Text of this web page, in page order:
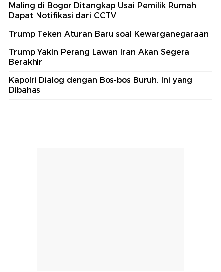
Maling di Bogor Ditangkap Usai Pemilik Rumah
Dapat Notifikasi dari CCTV
Trump Teken Aturan Baru soal Kewarganegaraan
Trump Yakin Perang Lawan Iran Akan Segera
Berakhir
Kapolri Dialog dengan Bos-bos Buruh, Ini yang
Dibahas